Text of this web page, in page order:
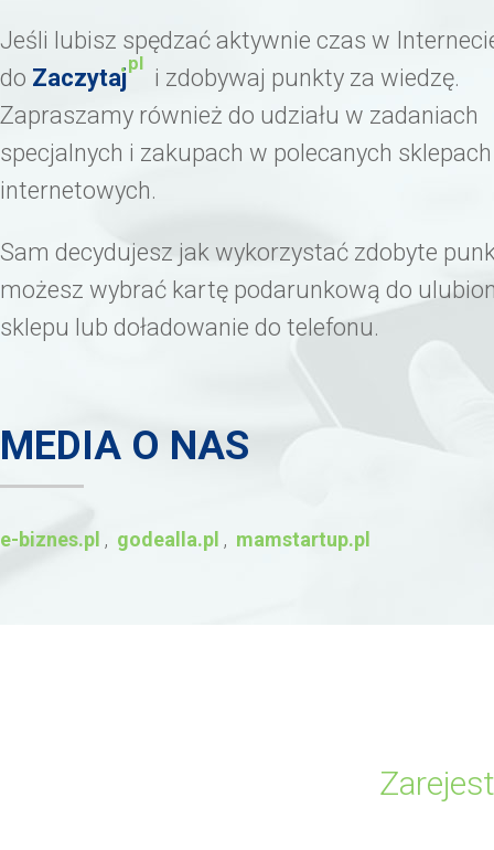
Jeśli lubisz spędzać aktywnie czas w
do Zaczytaj.pl
i zdobywaj punkty za wiedzę.
Zapraszamy również do udziału w zadaniach
specjalnych i zakupach w polecanych sklepach
internetowych.
Sam decydujesz jak wykorzystać zdobyte
możesz wybrać kartę podarunkową do
sklepu lub doładowanie do telefonu.
MEDIA O NAS
e-biznes.pl , godealla.pl , mamstartup.pl